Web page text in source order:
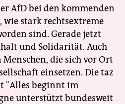
AfD bei den kommenden
wie stark rechtsextreme
sind. Gerade jetzt
und Solidarität. Auch
die sich vor Ort
einsetzen. Die taz
"Alles beginnt im
unterstützt bundesweit